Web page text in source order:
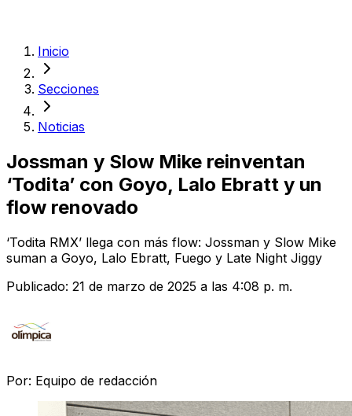
Inicio
Secciones
Noticias
Jossman y Slow Mike reinventan
‘Todita’ con Goyo, Lalo Ebratt y un
flow renovado
‘Todita RMX’ llega con más flow: Jossman y Slow Mike
suman a Goyo, Lalo Ebratt, Fuego y Late Night Jiggy
Publicado: 21 de marzo de 2025 a las 4:08 p. m.
Por: Equipo de redacción